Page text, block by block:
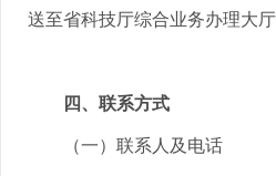
送至省科技厅综合业务办理大厅
四、联系方式
（一）联系人及电话